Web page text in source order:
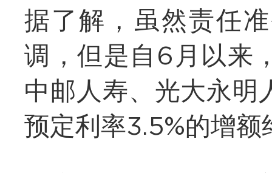
据了解，虽然责任
调，但是自6月以来
中邮人寿、光大永明
预定利率3.5%的增额